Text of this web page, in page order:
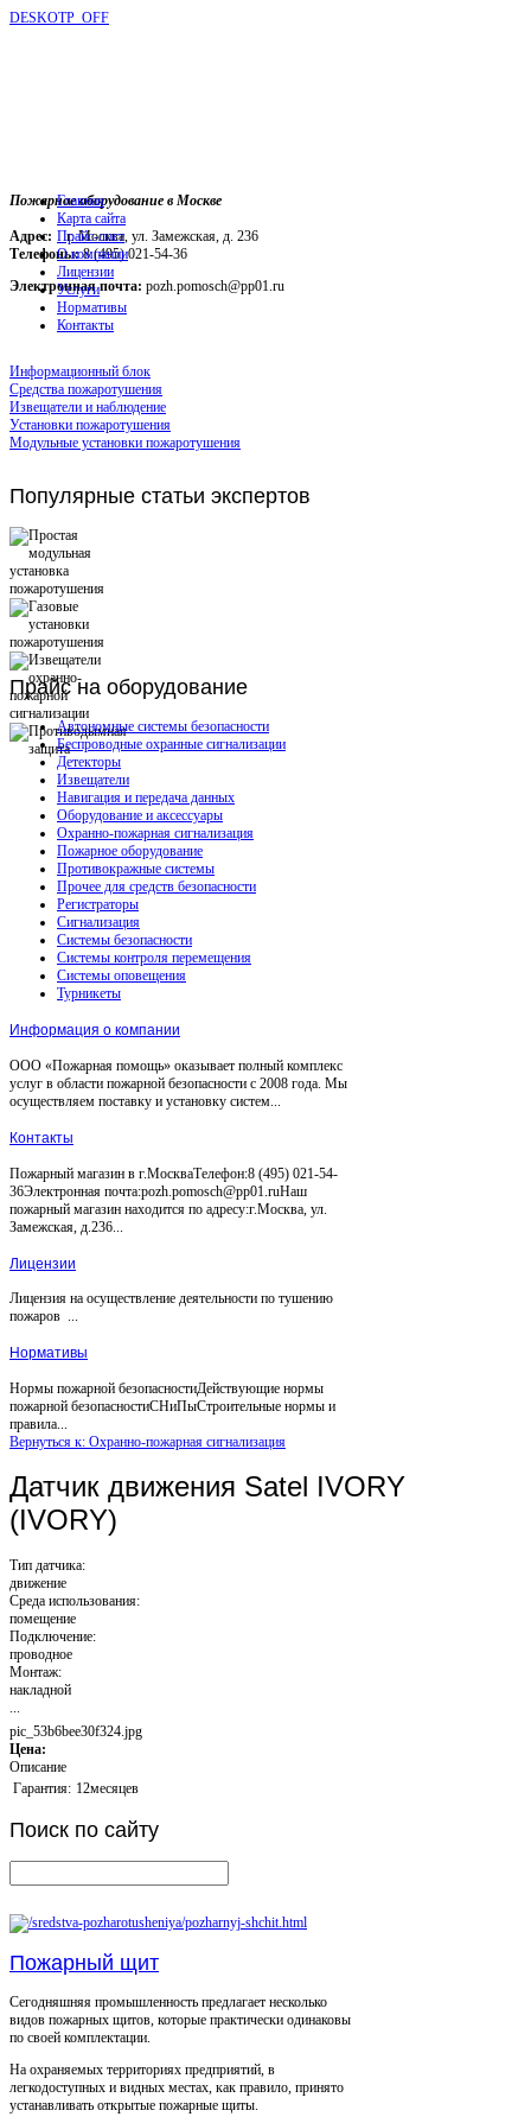
DESKOTP_OFF
Пожарное оборудование в Москве
Адрес: г. Москва, ул. Замежская, д. 236
Телефоны:8 (495) 021-54-36
Электронная почта: pozh.pomosch@pp01.ru
Главная
Карта сайта
Прайс-лист
О компании
Лицензии
Услуги
Нормативы
Контакты
Информационный блок
Средства пожаротушения
Извещатели и наблюдение
Установки пожаротушения
Модульные установки пожаротушения
Популярные статьи экспертов
Прайсна оборудование
Автономные системы безопасности
Беспроводные охранные сигнализации
Детекторы
Извещатели
Навигация и передача данных
Оборудование и аксессуары
Охранно-пожарная сигнализация
Пожарное оборудование
Противокражные системы
Прочее для средств безопасности
Регистраторы
Сигнализация
Системы безопасности
Системы контроля перемещения
Системы оповещения
Турникеты
Информация о компании
ООО «Пожарная помощь» оказывает полный комплекс
услуг в области пожарной безопасности с 2008 года. Мы
осуществляем поставку и установку систем...
Контакты
Пожарный магазин в г.МоскваТелефон:8 (495) 021-54-
36Электронная почта:pozh.pomosch@pp01.ruНаш
пожарный магазин находится по адресу:г.Москва, ул.
Замежская, д.236...
Лицензии
Лицензия на осуществление деятельности по тушению
пожаров ...
Нормативы
Нормы пожарной безопасностиДействующие нормы
пожарной безопасностиСНиПыСтроительные нормы и
правила...
Вернуться к: Охранно-пожарная сигнализация
Датчик движения Satel IVORY
(IVORY)
Тип датчика:
движение
Среда использования:
помещение
Подключение:
проводное
Монтаж:
накладной
pic_53b6bee30f324.jpg
Цена:
Описание
Гарантия: 12месяцев
Поиск по сайту
Пожарный щит
Сегодняшняя промышленность предлагает несколько
видов пожарных щитов, которые практически одинаковы
по своей комплектации.
На охраняемых территориях предприятий, в
легкодоступных и видных местах, как правило, принято
устанавливать открытые пожарные щиты.